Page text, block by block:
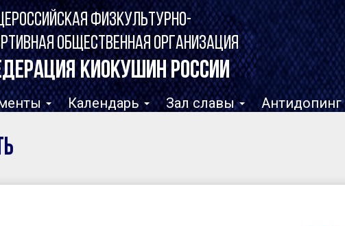
ФИЗКУЛЬТУРНО-
ОБЩЕСТВЕННАЯ ОРГАНИЗАЦИЯ
КИОКУШИН РОССИИ
Календарь Зал славы Антидопинг